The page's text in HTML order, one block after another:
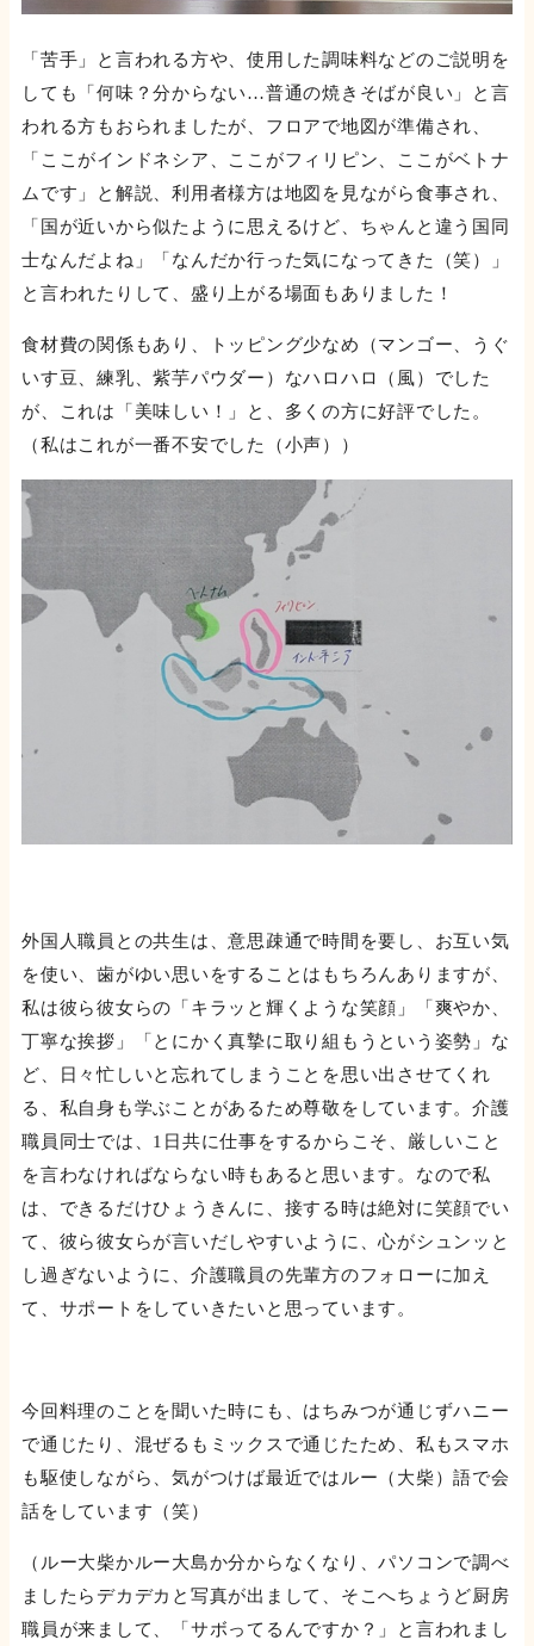
「苦手」と言われる方や、使用した調味料などのご説明を
しても「何味？分からない…普通の焼きそばが良い」と言
われる方もおられましたが、フロアで地図が準備され、
「ここがインドネシア、ここがフィリピン、ここがベトナ
ムです」と解説、利用者様方は地図を見ながら食事され、
「国が近いから似たように思えるけど、ちゃんと違う国同
士なんだよね」「なんだか行った気になってきた（笑）」
と言われたりして、盛り上がる場面もありました！
食材費の関係もあり、トッピング少なめ（マンゴー、うぐ
いす豆、練乳、紫芋パウダー）なハロハロ（風）でした
が、これは「美味しい！」と、多くの方に好評でした。
（私はこれが一番不安でした（小声））
外国人職員との共生は、意思疎通で時間を要し、お互い気
を使い、歯がゆい思いをすることはもちろんありますが、
私は彼ら彼女らの「キラッと輝くような笑顔」「爽やか、
丁寧な挨拶」「とにかく真摯に取り組もうという姿勢」な
ど、日々忙しいと忘れてしまうことを思い出させてくれ
る、私自身も学ぶことがあるため尊敬をしています。介護
職員同士では、1日共に仕事をするからこそ、厳しいこと
を言わなければならない時もあると思います。なので私
は、できるだけひょうきんに、接する時は絶対に笑顔でい
て、彼ら彼女らが言いだしやすいように、心がシュンッと
し過ぎないように、介護職員の先輩方のフォローに加え
て、サポートをしていきたいと思っています。
今回料理のことを聞いた時にも、はちみつが通じずハニー
で通じたり、混ぜるもミックスで通じたため、私もスマホ
も駆使しながら、気がつけば最近ではルー（大柴）語で会
話をしています（笑）
（ルー大柴かルー大島か分からなくなり、パソコンで調べ
ましたらデカデカと写真が出まして、そこへちょうど厨房
職員が来まして、「サボってるんですか？」と言われまし